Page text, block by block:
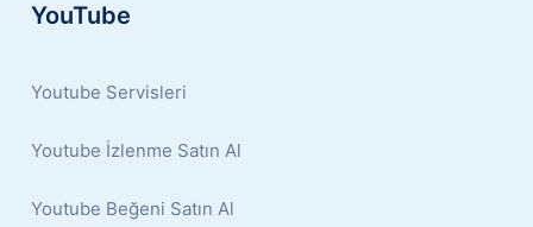
YouTube
Youtube Servisleri
Youtube İzlenme Satın Al
Youtube Beğeni Satın Al